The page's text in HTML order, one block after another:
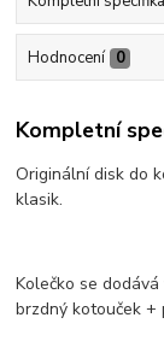
Hodnocení 0
Kompletní
Originální disk do
klasik.
Kolečko se
brzdný kotouček +